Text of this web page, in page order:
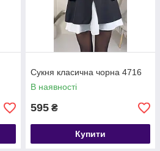
і пропонуємо найкращі умови
і організаторів СП.
сукні - для стильного і зручного
моделі - м'якість і тепло
- для легкості та комфорту
- підійдуть кожній фігурі ❤️
Сукня класична чорна 4716
В наявності
595 ₴
Купити